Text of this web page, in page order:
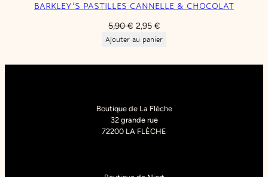
BARKLEY’S PASTILLES CANNELLE & CHOCOLAT
5,90€ Le
prix
était :
2,95 €Le
prix
est :
Ajouter au panier
Boutique de La Flèche
32 grande rue
72200 LA FLÈCHE